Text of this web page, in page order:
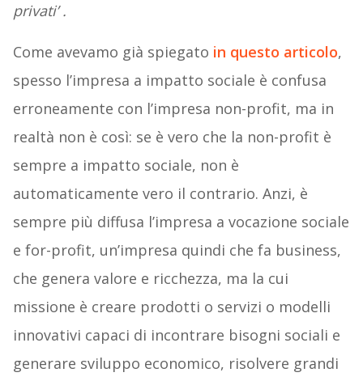
privati’ .
Come avevamo già spiegato in questo articolo,
spesso l’impresa a impatto sociale è confusa
erroneamente con l’impresa non-profit, ma in
realtà non è così: se è vero che la non-profit è
sempre a impatto sociale, non è
automaticamente vero il contrario. Anzi, è
sempre più diffusa l’impresa a vocazione sociale
e for-profit, un’impresa quindi che fa business,
che genera valore e ricchezza, ma la cui
missione è creare prodotti o servizi o modelli
innovativi capaci di incontrare bisogni sociali e
generare sviluppo economico, risolvere grandi